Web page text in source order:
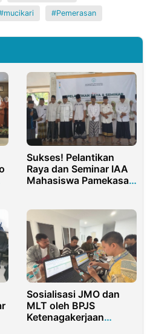
mucikari Pemerasan
Sukses! Pelantikan
Raya dan Seminar IAA
Mahasiswa Pamekasan
Sosialisasi JMO dan
MLT oleh BPJS
Ketenagakerjaan